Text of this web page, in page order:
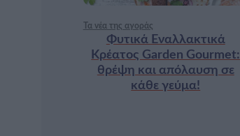
Τα νέα της αγοράς
Φυτικά Εναλλακτικά
Κρέατος Garden Gourmet:
θρέψη και απόλαυση σε
κάθε γεύμα!